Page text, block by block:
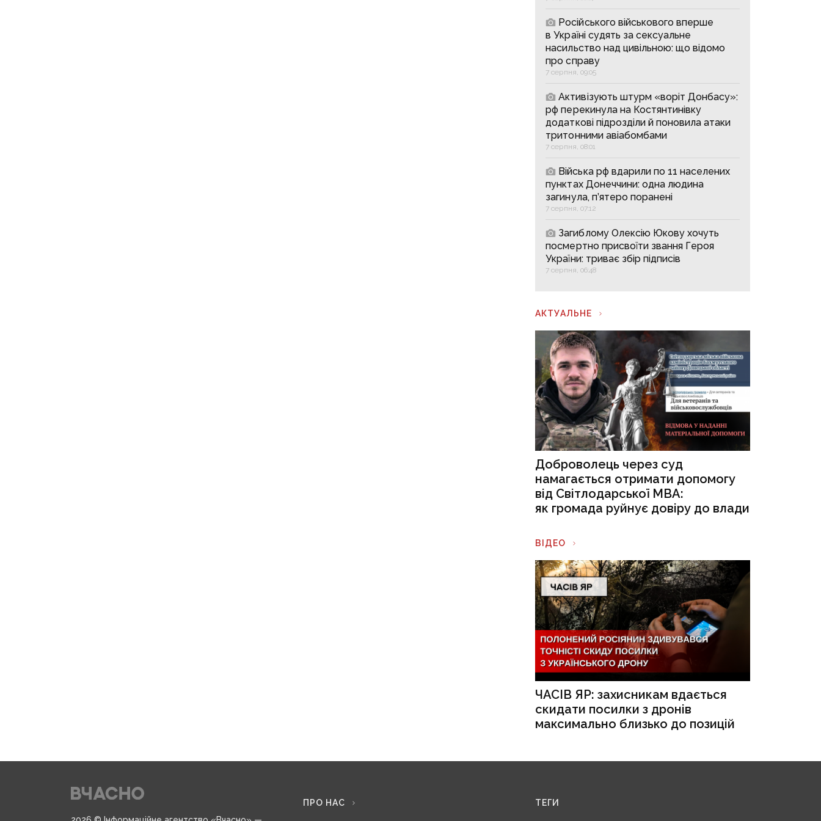
Російського військового вперше
в Україні судять за сексуальне
насильство над цивільною: що відомо
про справу
7 серпня, 09:05
Активізують штурм «воріт Донбасу»:
рф перекинула на Костянтинівку
додаткові підрозділи й поновила атаки
тритонними авіабомбами
7 серпня, 08:01
Війська рф вдарили по 11 населених
пунктах Донеччини: одна людина
загинула, п’ятеро поранені
7 серпня, 07:12
Загиблому Олексію Юкову хочуть
посмертно присвоїти звання Героя
України: триває збір підписів
7 серпня, 06:48
АКТУАЛЬНЕ
Доброволець через суд
намагається отримати допомогу
від Світлодарської МВА:
як громада руйнує довіру до влади
ВІДЕО
ЧАСІВ ЯР: захисникам вдається
скидати посилки з дронів
максимально близько до позицій
ПРО НАС ТЕГИ